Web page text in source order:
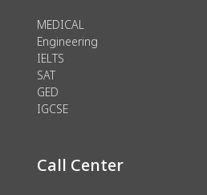
assignment ลงทะเบียน
MEDICAL
Engineering
IELTS
SAT
GED
IGCSE
Call Center